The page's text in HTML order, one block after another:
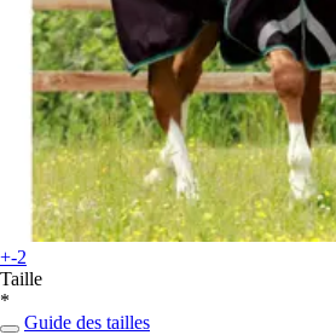
+-2
Taille
*
Guide des tailles